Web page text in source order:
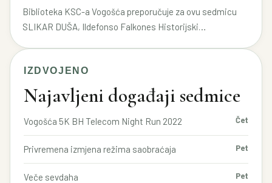
Biblioteka KSC-a Vogošća preporučuje za ovu sedmicu
SLIKAR DUŠA, Ildefonso Falkones Historijski…
IZDVOJENO
Najavljeni događaji sedmice
Vogošća 5K BH Telecom Night Run 2022 Čet
Privremena izmjena režima saobraćaja Pet
Veče sevdaha Pet